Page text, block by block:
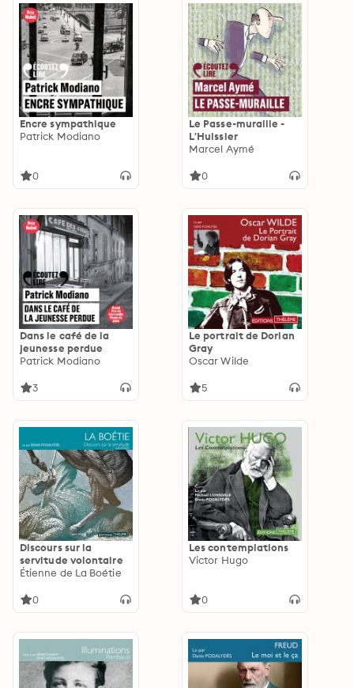
Encre sympathique
Patrick Modiano
0
Le Passe-muraille -
L'Huissier
Marcel Aymé
0
Dans le café de la
jeunesse perdue
Patrick Modiano
3
Le portrait de Dorian
Gray
Oscar Wilde
5
Discours sur la
servitude volontaire
Étienne de La Boétie
0
Les contemplations
Victor Hugo
0